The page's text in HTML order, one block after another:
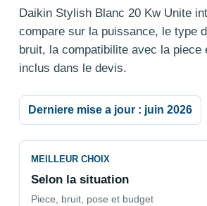
Daikin Stylish Blanc 20 Kw Unite
compare sur la puissance, le type
bruit, la compatibilite avec la piece
inclus dans le devis.
Derniere mise a jour : juin 2026
MEILLEUR CHOIX
Selon la situation
Piece, bruit, pose et budget